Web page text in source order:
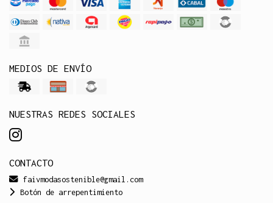
MEDIOS DE ENVÍO
NUESTRAS REDES SOCIALES
CONTACTO
faivmodasostenible@gmail.com
Botón de arrepentimiento